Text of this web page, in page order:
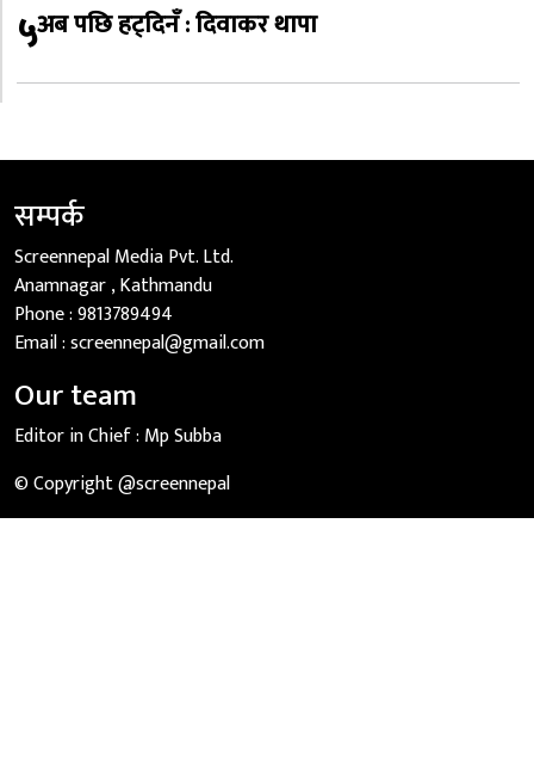
५अब पछि हट्दिनँ : दिवाकर थापा
सम्पर्क
Screennepal Media Pvt. Ltd.
Anamnagar , Kathmandu
Phone :9813789494
Email :screennepal@gmail.com
Our team
Editor in Chief : Mp Subba
© Copyright @screennepal